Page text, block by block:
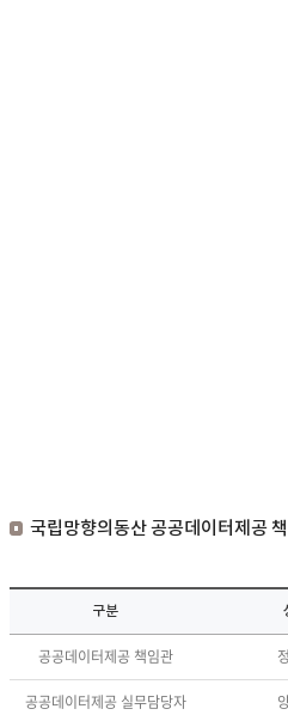
국립망향의동산 공공데이터제공
구분
공공데이터제공 책임관
공공데이터제공 실무담당자